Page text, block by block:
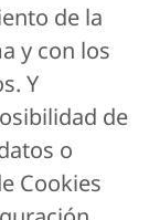
de la
y con los
Y
de
o
Cookies